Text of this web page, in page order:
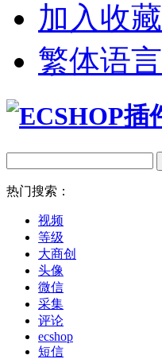
加入收藏
繁体语言
热门搜索：
视频
等级
大商创
头像
微信
采集
评论
ecshop
短信